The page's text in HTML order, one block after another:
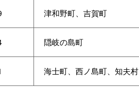
津和野町、吉賀町
隠岐の島町
海士町、西ノ島町、知夫村